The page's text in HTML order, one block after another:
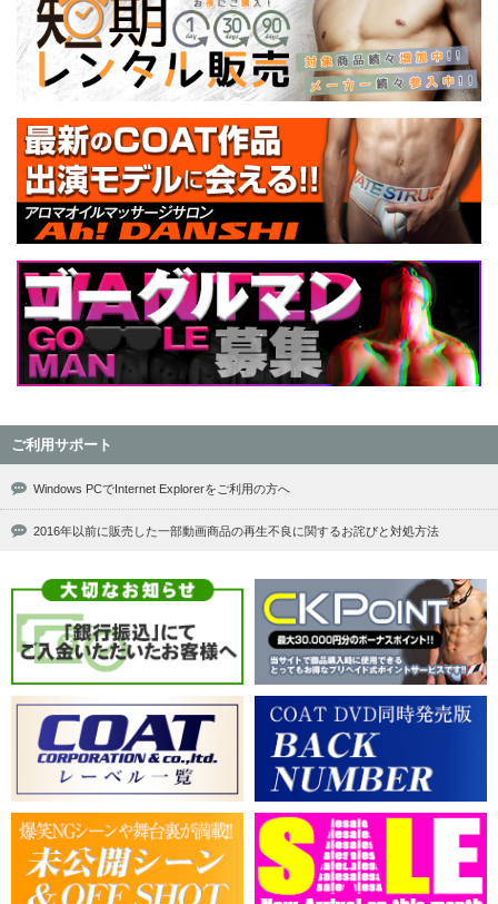
ご利用サポート
Windows PCでInternet Explorerをご利用の方へ
2016年以前に販売した一部動画商品の再生不良に関するお詫びと対処方法